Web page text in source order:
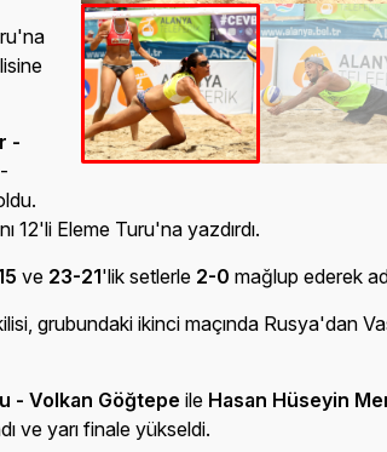
-
12'li Eleme Turu'na yazdırdı.
ve 23-21'lik setlerle 2-0 mağlup ederek
grubundaki ikinci maçında Rusya'dan
- Volkan Göğtepe ile Hasan Hüseyin
ve yarı finale yükseldi.